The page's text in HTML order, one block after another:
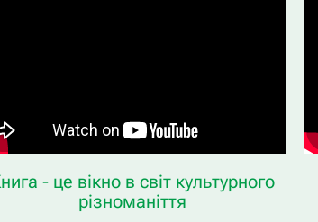
- це вікно в світ культурного
різноманіття